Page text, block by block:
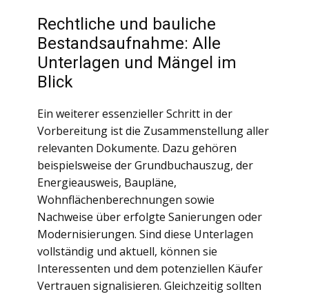
Rechtliche und bauliche
Bestandsaufnahme: Alle
Unterlagen und Mängel im
Blick
Ein weiterer essenzieller Schritt in der
Vorbereitung ist die Zusammenstellung aller
relevanten Dokumente. Dazu gehören
beispielsweise der Grundbuchauszug, der
Energieausweis, Baupläne,
Wohnflächenberechnungen sowie
Nachweise über erfolgte Sanierungen oder
Modernisierungen. Sind diese Unterlagen
vollständig und aktuell, können sie
Interessenten und dem potenziellen Käufer
Vertrauen signalisieren. Gleichzeitig sollten